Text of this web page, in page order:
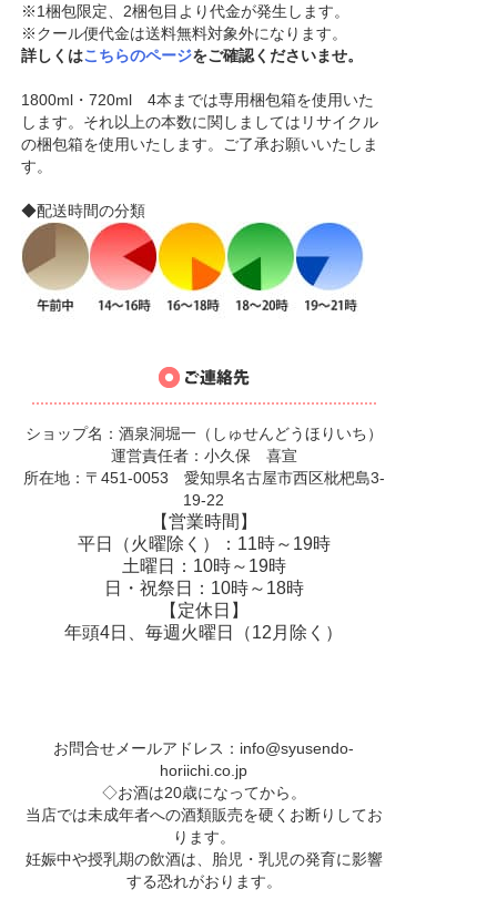
※1梱包限定、2梱包目より代金が発生します。
※クール便代金は送料無料対象外になります。
詳しくはこちらのページをご確認くださいませ。
1800ml・720ml 4本までは専用梱包箱を使用いた
します。それ以上の本数に関しましてはリサイクル
の梱包箱を使用いたします。ご了承お願いいたしま
す。
◆配送時間の分類
ショップ名：酒泉洞堀一（しゅせんどうほりいち）
運営責任者：小久保 喜宣
所在地：〒451-0053 愛知県名古屋市西区枇杷島3-
19-22
【営業時間】
平日（火曜除く）：11時～19時
土曜日：10時～19時
日・祝祭日：10時～18時
【定休日】
年頭4日、毎週火曜日（12月除く）
お問合せメールアドレス： info@syusendo-
horiichi.co.jp
◇お酒は20歳になってから。
当店では未成年者への酒類販売を硬くお断りしてお
ります。
妊娠中や授乳期の飲酒は、胎児・乳児の発育に影響
する恐れがおります。